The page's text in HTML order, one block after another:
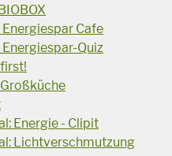
Cafe
Quiz
Energie - Clipit
Lichtverschmutzung